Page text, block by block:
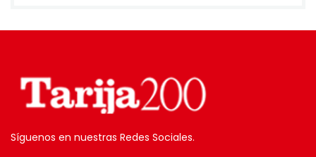
Síguenos en nuestras Redes Sociales.